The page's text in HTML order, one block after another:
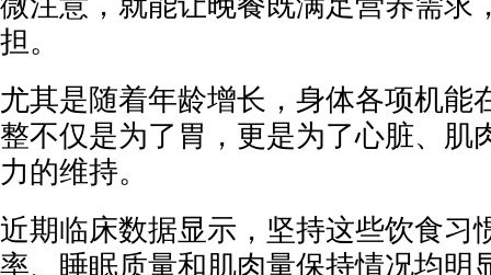
担。
尤其是随着年龄增长，身体各项机能
整不仅是为了胃，更是为了心脏、肌
力的维持。
近期临床数据显示，坚持这些饮食习
率、睡眠质量和肌肉量保持情况均明